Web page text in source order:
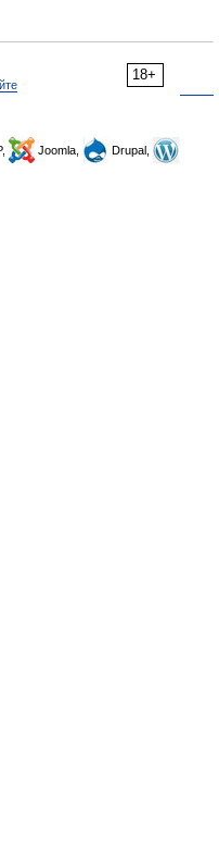
18+
Joomla,
Drupal,